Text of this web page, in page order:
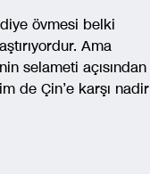
övmesi belki
Ama
selameti açısından
de Çin’e karşı nadir